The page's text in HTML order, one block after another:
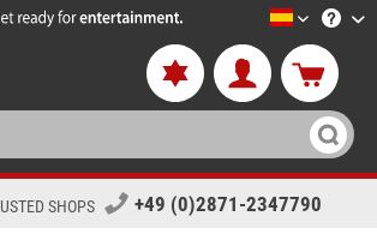
LTT-
SHOPS +49 (0)2871-2347790